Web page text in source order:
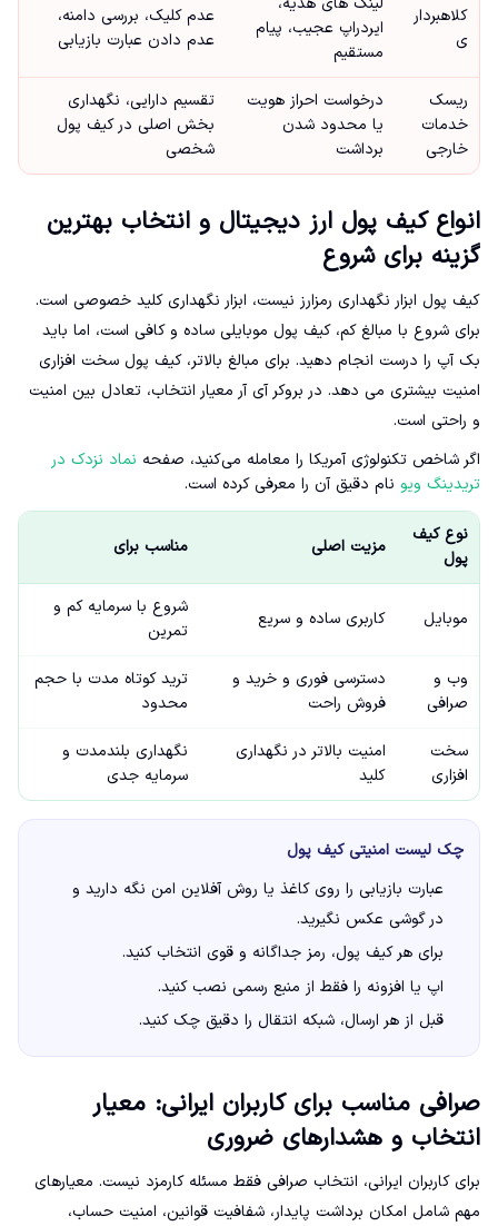
کلاهبردار
ی
ایردراپ عجیب، پیام
مستقیم
عدم کلیک، بررسی دامنه،
عدم دادن عبارت بازیابی
ریسک
خدمات
خارجی
درخواست احراز هویت
یا محدود شدن
برداشت
تقسیم دارایی، نگهداری
بخش اصلی در کیف پول
شخصی
انواع کیف پول ارز دیجیتال و انتخاب بهترین
گزینه برای شروع
کیف پول ابزار نگهداری رمزارز نیست، ابزار نگهداری کلید خصوصی است.
برای شروع با مبالغ کم، کیف پول موبایلی ساده و کافی است، اما باید
بک آپ را درست انجام دهید. برای مبالغ بالاتر، کیف پول سخت افزاری
امنیت بیشتری می دهد. در بروکر آی آر معیار انتخاب، تعادل بین امنیت
و راحتی است.
اگر شاخص تکنولوژی آمریکا را معامله می‌کنید، صفحه نماد نزدک در
تریدینگ ویو نام دقیق آن را معرفی کرده است.
نوع کیف
پول
مزیت اصلی مناسب برای
موبایل کاربری ساده و سریع
شروع با سرمایه کم و
تمرین
وب و
صرافی
دسترسی فوری و خرید و
فروش راحت
ترید کوتاه مدت با حجم
محدود
سخت
افزاری
امنیت بالاتر در نگهداری
کلید
نگهداری بلندمدت و
سرمایه جدی
چک لیست امنیتی کیف پول
عبارت بازیابی را روی کاغذ یا روش آفلاین امن نگه دارید و
در گوشی عکس نگیرید.
برای هر کیف پول، رمز جداگانه و قوی انتخاب کنید.
اپ یا افزونه را فقط از منبع رسمی نصب کنید.
قبل از هر ارسال، شبکه انتقال را دقیق چک کنید.
صرافی مناسب برای کاربران ایرانی: معیار
انتخاب و هشدارهای ضروری
برای کاربران ایرانی، انتخاب صرافی فقط مسئله کارمزد نیست. معیارهای
مهم شامل امکان برداشت پایدار، شفافیت قوانین، امنیت حساب،